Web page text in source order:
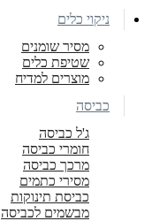
ניקוי כלים
מסיר שומנים
שטיפת כלים
מוצרים למדיח
כביסה
ג'ל כביסה
חומרי כביסה
מרכך כביסה
מסירי כתמים
כביסת תינוקות
מבשמים לכביסה